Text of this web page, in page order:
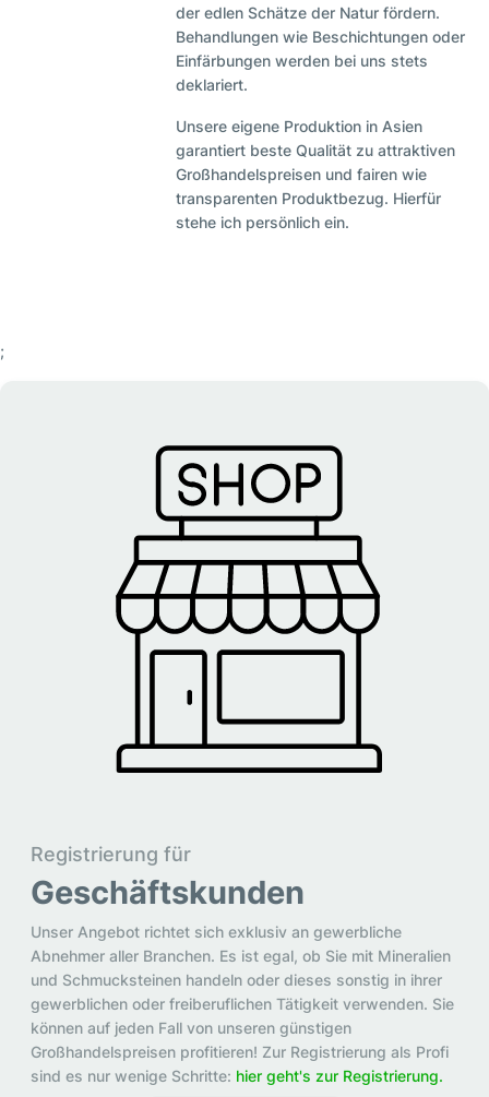
der edlen Schätze der Natur fördern.
Behandlungen wie Beschichtungen oder
Einfärbungen werden bei uns stets
deklariert.
Unsere eigene Produktion in Asien
garantiert beste Qualität zu attraktiven
Großhandelspreisen und fairen wie
transparenten Produktbezug. Hierfür
stehe ich persönlich ein.
;
Registrierung für
Geschäftskunden
Unser Angebot richtet sich exklusiv an gewerbliche
Abnehmer aller Branchen. Es ist egal, ob Sie mit Mineralien
und Schmucksteinen handeln oder dieses sonstig in ihrer
gewerblichen oder freiberuflichen Tätigkeit verwenden. Sie
können auf jeden Fall von unseren günstigen
Großhandelspreisen profitieren! Zur Registrierung als Profi
sind es nur wenige Schritte: hier geht's zur Registrierung.